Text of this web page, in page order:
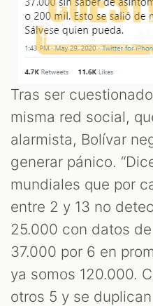
Tras ser
misma red social,
alarmista, Bolívar
generar pánico.
mundiales que por
entre 2 y 13 no
25.000 con datos
37.000 por 6 en
ya somos 120.000.
otros 5 y se